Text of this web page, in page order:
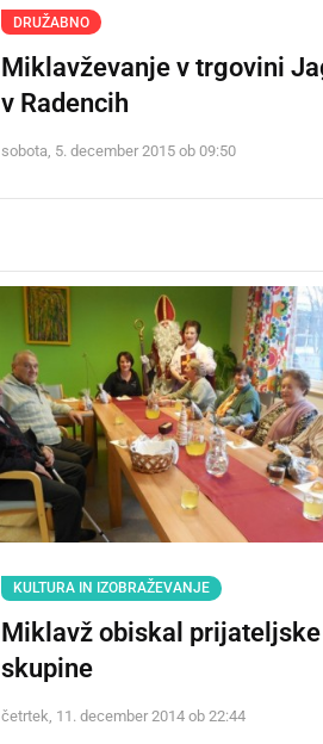
DRUŽABNO
Miklavževanje v trgovini
v Radencih
sobota, 5. december 2015 ob 09:50
KULTURA IN IZOBRAŽEVANJE
Miklavž obiskal prijateljske
skupine
četrtek, 11. december 2014 ob 22:44